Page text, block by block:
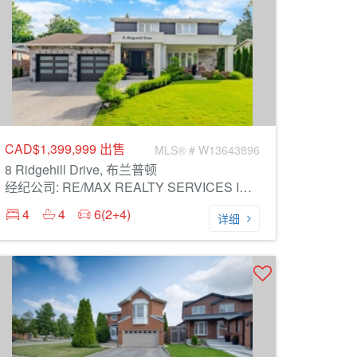
CAD$1,399,999 出售 MLS® # W13643896
8 Ridgehill Drive, 布兰普顿
经纪公司: RE/MAX REALTY SERVICES INC.
4
4 6(2+4) 详细